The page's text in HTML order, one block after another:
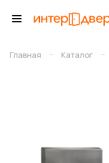
Главная – Каталог –